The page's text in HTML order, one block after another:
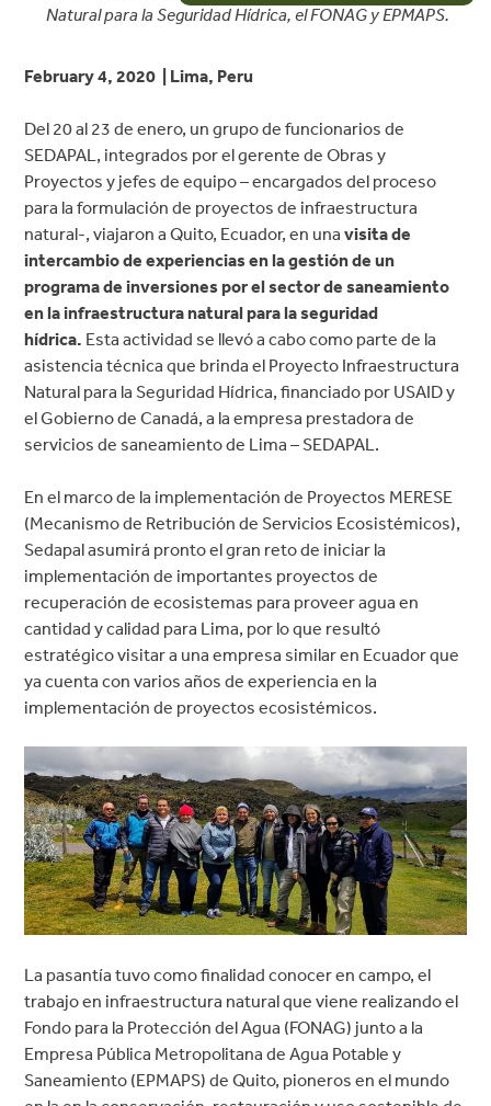
Natural para la Seguridad Hídrica, el FONAG y EPMAPS.
February 4, 2020 | Lima, Peru
Del 20 al 23 de enero, un grupo de funcionarios de
SEDAPAL, integrados por el gerente de Obras y
Proyectos y jefes de equipo – encargados del proceso
para la formulación de proyectos de infraestructura
natural-, viajaron a Quito, Ecuador, en unavisita de
intercambio de experiencias en la gestión de un
programa de inversiones por el sector de saneamiento
en la infraestructura natural para la seguridad
hídrica. Esta actividad se llevó a cabo como parte de la
asistencia técnica que brinda el Proyecto Infraestructura
Natural para la Seguridad Hídrica, financiado por USAID y
el Gobierno de Canadá, a la empresa prestadora de
servicios de saneamiento de Lima – SEDAPAL.
En el marco de la implementación de Proyectos MERESE
(Mecanismo de Retribución de Servicios Ecosistémicos),
Sedapal asumirá pronto el gran reto de iniciar la
implementación de importantes proyectos de
recuperación de ecosistemas para proveer agua en
cantidad y calidad para Lima, por lo que resultó
estratégico visitar a una empresa similar en Ecuador que
ya cuenta con varios años de experiencia en la
implementación de proyectos ecosistémicos.
La pasantía tuvo como finalidad conocer en campo, el
trabajo en infraestructura natural que viene realizando el
Fondo para la Protección del Agua (FONAG) junto a la
Empresa Pública Metropolitana de Agua Potable y
Saneamiento (EPMAPS) de Quito, pioneros en el mundo